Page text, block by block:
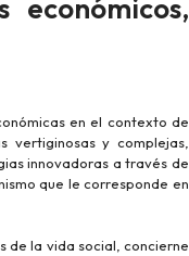
económicos,
vertiginosas y complejas,
innovadoras a través de
que le corresponde en
de la vida social, concierne